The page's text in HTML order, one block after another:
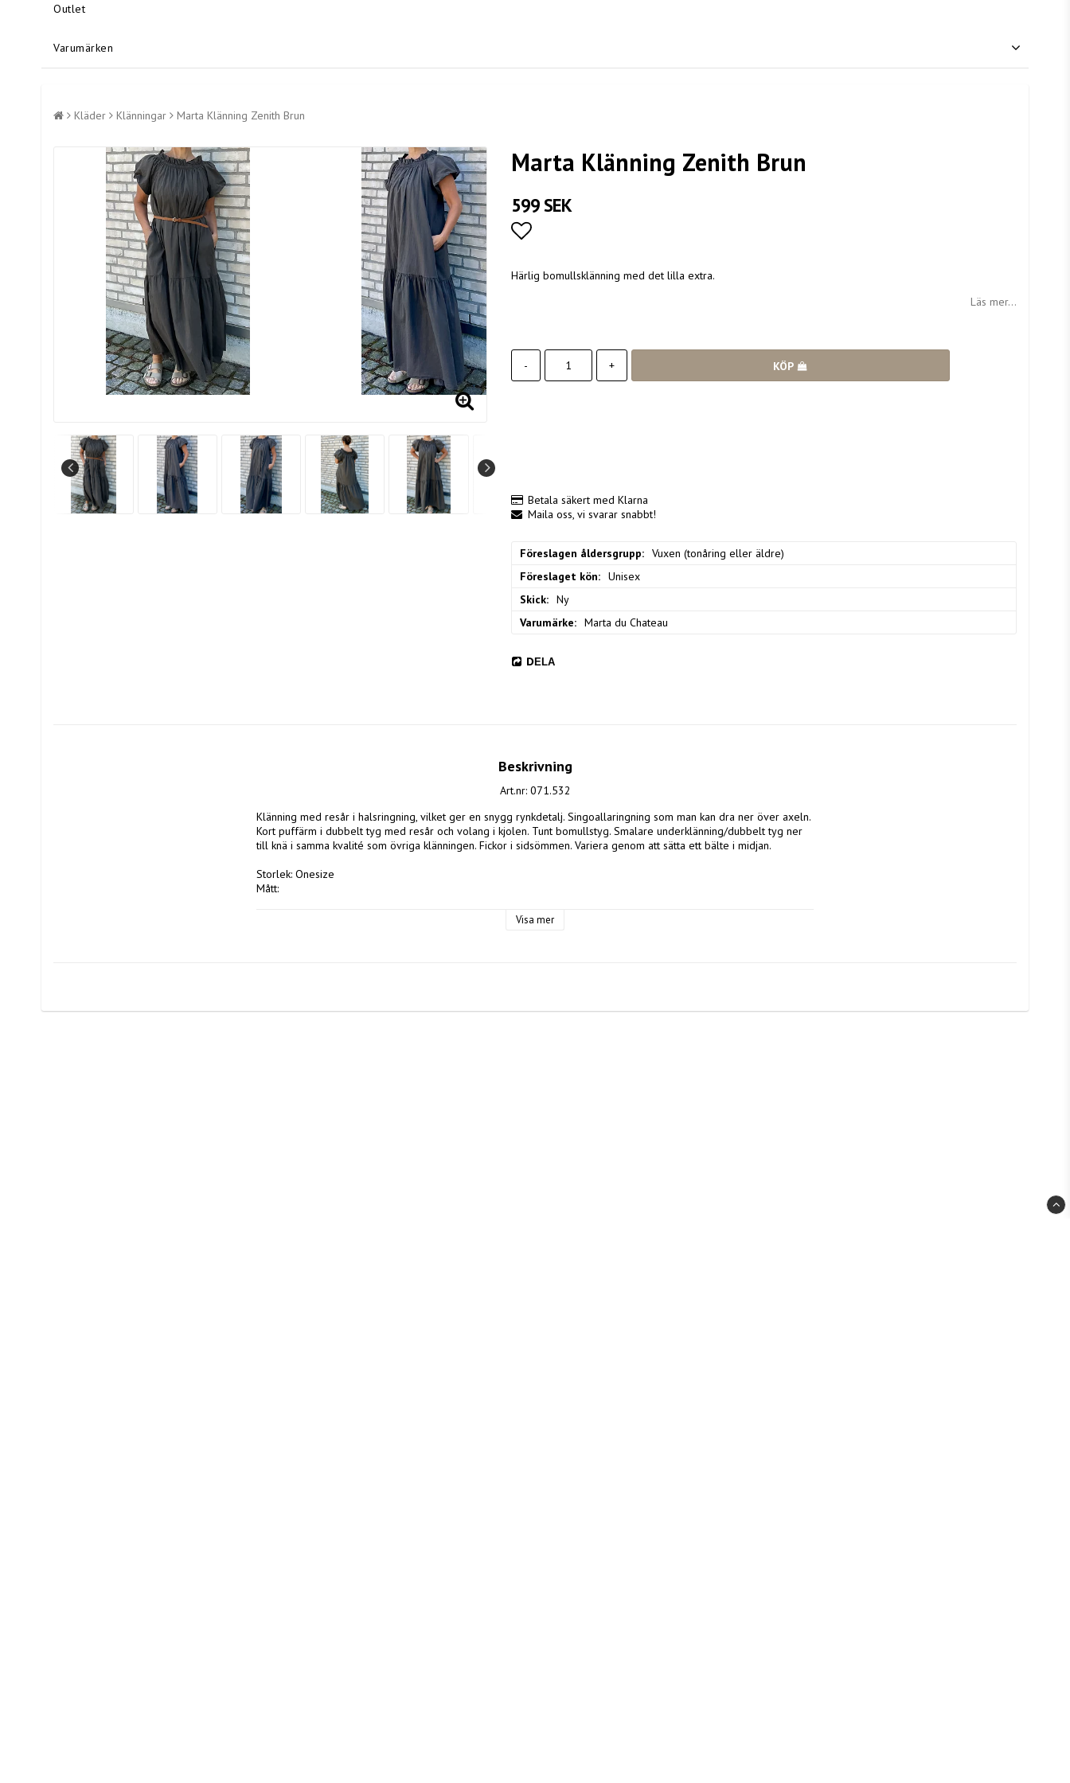
Outlet
Varumärken
Kläder Klänningar Marta Klänning Zenith Brun
Marta Klänning Zenith Brun
599 SEK
Härlig bomullsklänning med det lilla extra.
Läs mer...
- + KÖP
Betala säkert med Klarna
Maila oss, vi svarar snabbt!
Föreslagen åldersgrupp
Vuxen (tonåring eller äldre)
Föreslaget kön
Unisex
Skick
Ny
Varumärke
Marta du Chateau
DELA
Beskrivning
Art.nr: 071.532
Klänning med resår i halsringning, vilket ger en snygg rynkdetalj. Singoallaringning som man kan dra ner över axeln.
Kort puffärm i dubbelt tyg med resår och volang i kjolen. Tunt bomullstyg. Smalare underklänning/dubbelt tyg ner
till knä i samma kvalité som övriga klänningen. Fickor i sidsömmen. Variera genom att sätta ett bälte i midjan.
Storlek: Onesize
Mått:
Visa mer